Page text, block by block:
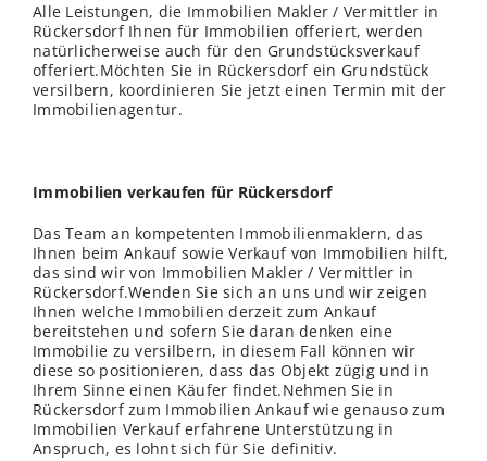
Alle Leistungen, die Immobilien Makler / Vermittler in
Rückersdorf Ihnen für Immobilien offeriert, werden
natürlicherweise auch für den Grundstücksverkauf
offeriert.Möchten Sie in Rückersdorf ein Grundstück
versilbern, koordinieren Sie jetzt einen Termin mit der
Immobilienagentur.
Immobilien verkaufen für Rückersdorf
Das Team an kompetenten Immobilienmaklern, das
Ihnen beim Ankauf sowie Verkauf von Immobilien hilft,
das sind wir von Immobilien Makler / Vermittler in
Rückersdorf.Wenden Sie sich an uns und wir zeigen
Ihnen welche Immobilien derzeit zum Ankauf
bereitstehen und sofern Sie daran denken eine
Immobilie zu versilbern, in diesem Fall können wir
diese so positionieren, dass das Objekt zügig und in
Ihrem Sinne einen Käufer findet.Nehmen Sie in
Rückersdorf zum Immobilien Ankauf wie genauso zum
Immobilien Verkauf erfahrene Unterstützung in
Anspruch, es lohnt sich für Sie definitiv.